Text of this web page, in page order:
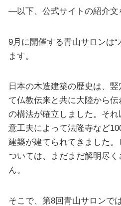
—以下、公式サイトの紹介
9月に開催する青山サロンは
ます。
日本の木造建築の歴史は、
て仏教伝来と共に大陸から
の構法が確立しました。そ
意工夫によって法隆寺など
建築が建てられてきました
ついては、まだまだ解明尽
ん。
そこで、第8回青山サロンで